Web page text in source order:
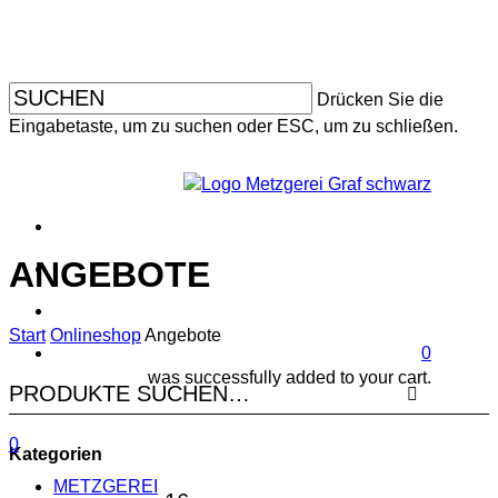
content
Drücken Sie die
Eingabetaste, um zu suchen oder ESC, um zu schließen.
0
was successfully added to your cart.
search
account
0
Menu
METZGEREI
ANGEBOTE
Start OnlineshopAngebote
Kategorien